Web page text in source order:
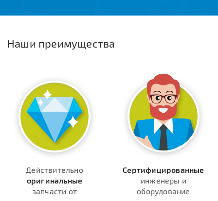
Наши преимущества
Действительно
оригинальные
запчасти от
Сертифицированные
инженеры и
оборудование